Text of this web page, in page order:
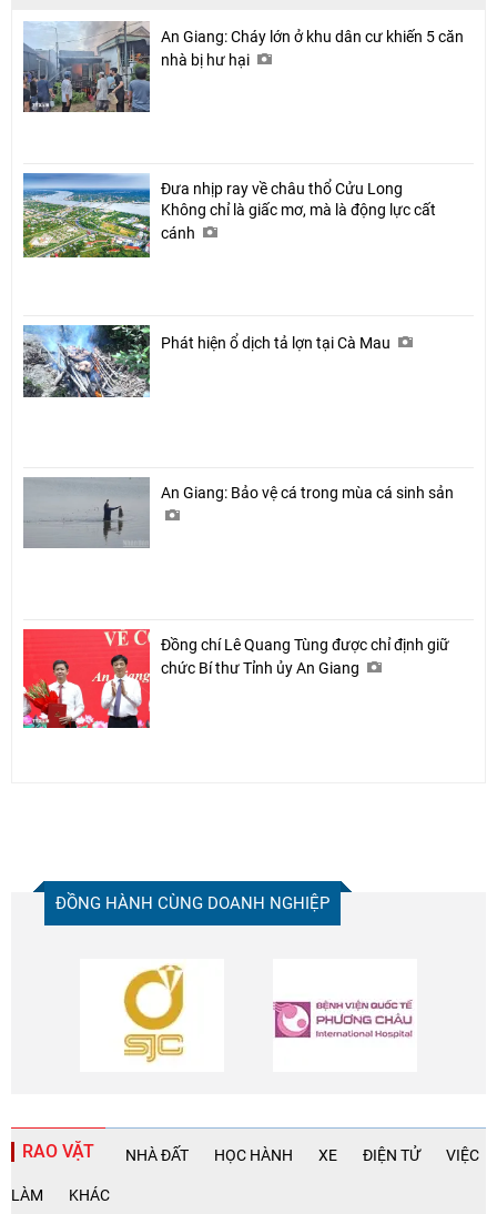
An Giang: Cháy lớn ở khu dân cư khiến 5 căn
nhà bị hư hại
Đưa nhịp ray về châu thổ Cửu Long
Không chỉ là giấc mơ, mà là động lực cất
cánh
Phát hiện ổ dịch tả lợn tại Cà Mau
An Giang: Bảo vệ cá trong mùa cá sinh sản
Đồng chí Lê Quang Tùng được chỉ định giữ
chức Bí thư Tỉnh ủy An Giang
ĐỒNG HÀNH CÙNG DOANH NGHIỆP
RAO VẶT NHÀ ĐẤT HỌC HÀNH XE ĐIỆN TỬ VIỆC
LÀM KHÁC